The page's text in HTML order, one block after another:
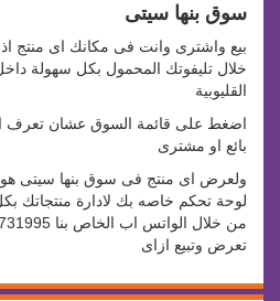
سوق بنها سيتى
بيع واشترى وانت فى مكانك اى منتج
خلال تليفوتك المحمول بكل سهولة
القليوبية
اضغط على قائمة السوق عشان تعرف
بائع او مشترى
ولعرض اى منتج فى سوق بنها سيتى هو
لوحة تحكم خاصه بك لادارة منتجاتك
تعرض وتبيع ازاى